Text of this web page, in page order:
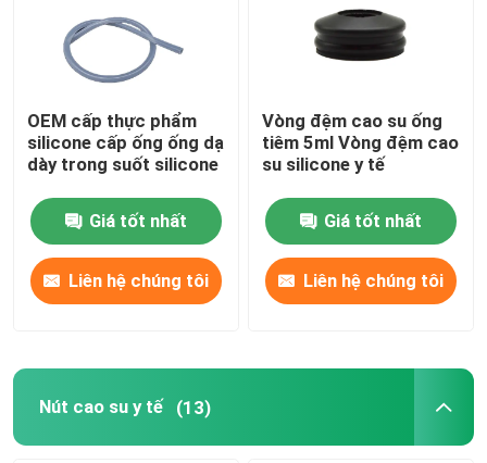
OEM cấp thực phẩm
silicone cấp ống ống dạ
dày trong suốt silicone
Giá tốt nhất
Liên hệ chúng tôi
Vòng đệm cao su ống
tiêm 5ml Vòng đệm cao
su silicone y tế
Giá tốt nhất
Liên hệ chúng tôi
Nút cao su y tế (13)